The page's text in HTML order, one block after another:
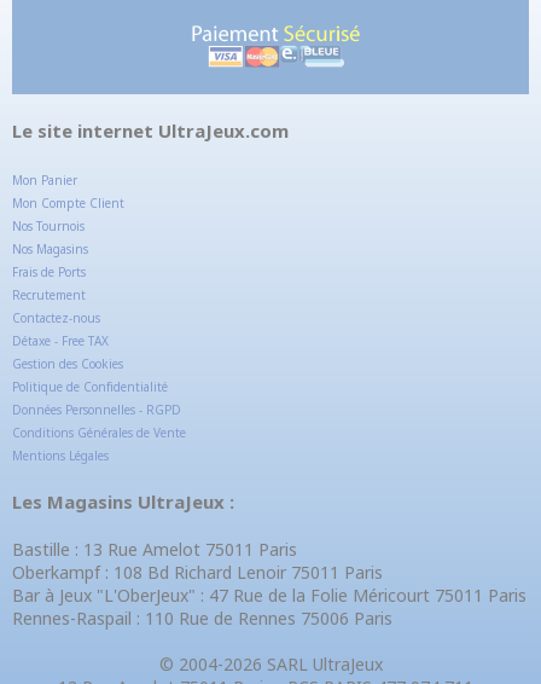
Le site internet UltraJeux.com
Mon Panier
Mon Compte Client
Nos Tournois
Nos Magasins
Frais de Ports
Recrutement
Contactez-nous
Détaxe - Free TAX
Gestion des Cookies
Politique de Confidentialité
Données Personnelles - RGPD
Conditions Générales de Vente
Mentions Légales
Les Magasins UltraJeux :
Bastille : 13 Rue Amelot 75011 Paris
Oberkampf : 108 Bd Richard Lenoir 75011 Paris
Bar à Jeux "L'OberJeux" : 47 Rue de la Folie Méricourt 75011 Paris
Rennes-Raspail : 110 Rue de Rennes 75006 Paris
© 2004-2026 SARL UltraJeux